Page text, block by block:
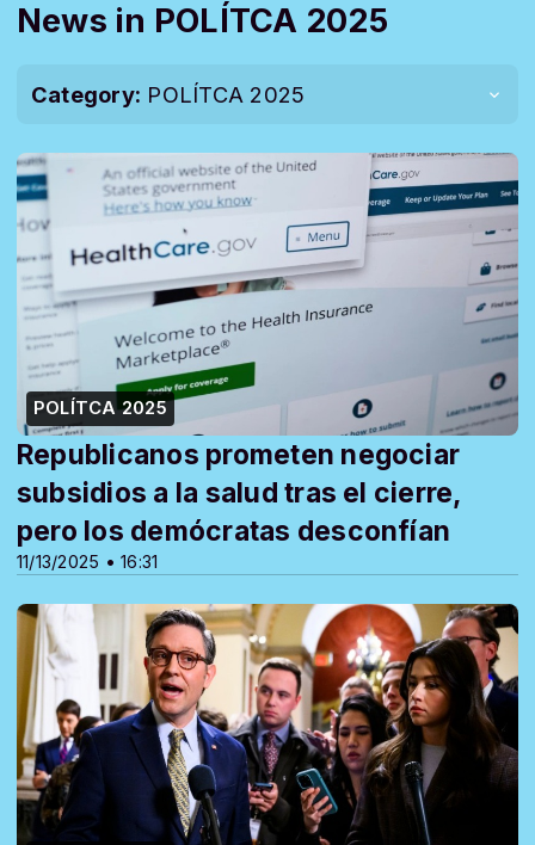
News in POLÍTCA 2025
Category: POLÍTCA 2025
POLÍTCA 2025
11/13/2025 • 16:31
Republicanos prometen negociar
subsidios a la salud tras el cierre,
pero los demócratas desconfían